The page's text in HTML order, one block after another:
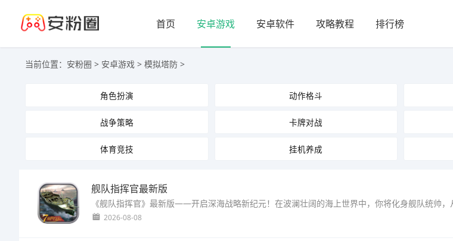
首页 安卓游戏 安卓软件 攻略教程 排行榜
当前位置： 安粉圈 > 安卓游戏 > 模拟塔防 >
角色扮演 动作格斗
战争策略 卡牌对战
体育竞技 挂机养成
舰队指挥官最新版
2026-08-08